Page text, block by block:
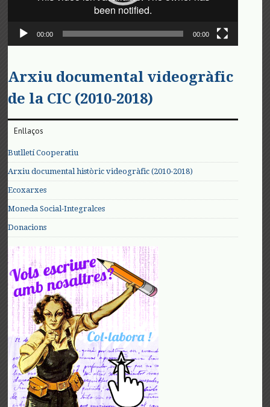
00:00 00:00
Arxiu documental videogràfic
de la CIC (2010-2018)
Enllaços
Butlletí Cooperatiu
Arxiu documental històric videogràfic (2010-2018)
Ecoxarxes
Moneda Social-Integralces
Donacions